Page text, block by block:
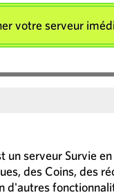
votre serveur
un serveur Survie
des Coins, des
d'autres